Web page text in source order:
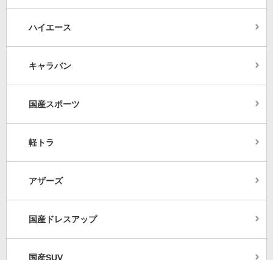
ハイエース
キャラバン
国産スポーツ
軽トラ
アザーズ
国産ドレスアップ
国産SUV